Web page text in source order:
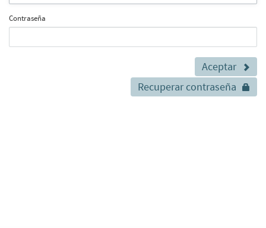
Contraseña
Aceptar
Recuperar contraseña